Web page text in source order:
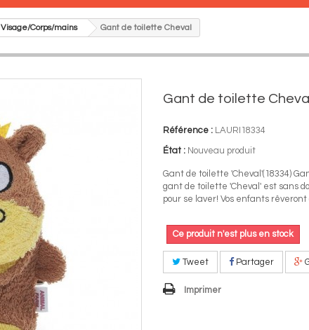
Visage/Corps/mains Gant de toilette Cheval
Gant de toilette Cheval
Référence : LAURI18334
État : Nouveau produit
Gant de toilette 'Cheval'(18334)
gant de toilette 'Cheval' est sans
pour se laver! Vos enfants
Ce produit n'est plus en stock
Tweet Partager
Imprimer